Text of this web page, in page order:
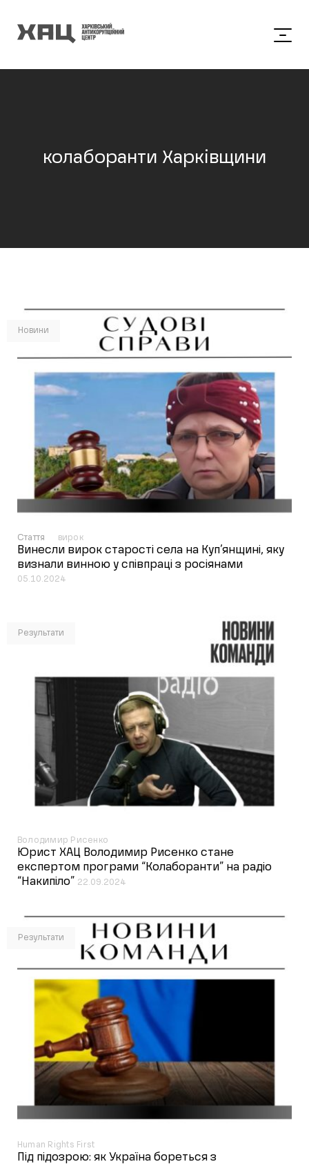
колаборанти Харківщини
Новини
Стаття вирок
Винесли вирок старості села на Куп’янщині, яку
визнали винною у співпраці з росіянами
05.10.2024
Результати
Володимир Рисенко
Юрист ХАЦ Володимир Рисенко стане
експертом програми “Колаборанти” на радіо
“Накипіло” 22.09.2024
Результати
Human Rights First
Під підозрою: як Україна бореться з